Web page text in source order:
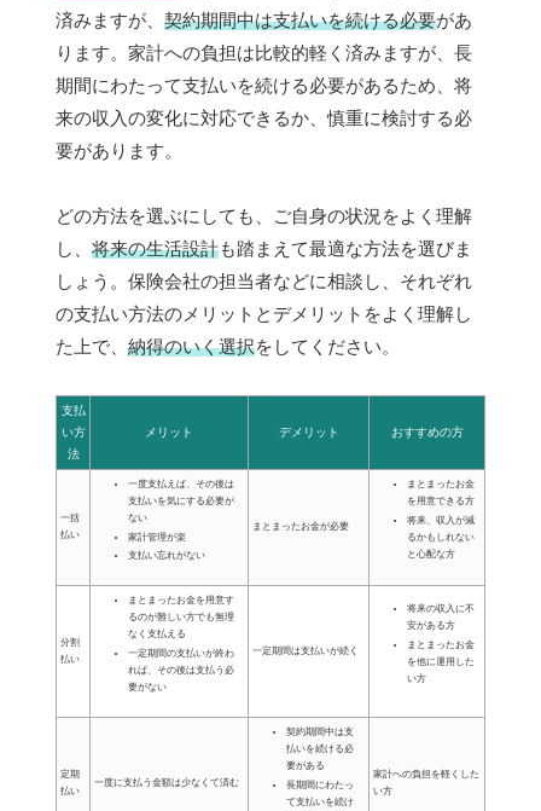
済みますが、 契約期間中は支払いを続ける必要があ
ります。家計への負担は比較的軽く済みますが、長
期間にわたって支払いを続ける必要があるため、将
来の収入の変化に対応できるか、慎重に検討する必
要があります。
どの方法を選ぶにしても、ご自身の状況をよく理解
し、 将来の生活設計も踏まえて最適な方法を選びま
しょう。保険会社の担当者などに相談し、それぞれ
の支払い方法のメリットとデメリットをよく理解し
た上で、 納得のいく選択をしてください。
支払
い方
法
メリット デメリット おすすめの方
一括
払い
一度支払えば、その後は
支払いを気にする必要が
ない
家計管理が楽
支払い忘れがない
まとまったお金が必要
まとまったお金
を用意できる方
将来、収入が減
るかもしれない
と心配な方
分割
払い
まとまったお金を用意す
るのが難しい方でも無理
なく支払える
一定期間の支払いが終わ
れば、その後は支払う必
要がない
一定期間は支払いが続く
将来の収入に不
安がある方
まとまったお金
を他に運用した
い方
定期
払い
一度に支払う金額は少なくて済む
契約期間中は支
払いを続ける必
要がある
長期間にわたっ
て支払いを続け
家計への負担を軽くした
い方